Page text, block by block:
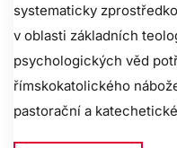
systematicky
v oblasti základních
psychologických věd
římskokatolického
pastorační a